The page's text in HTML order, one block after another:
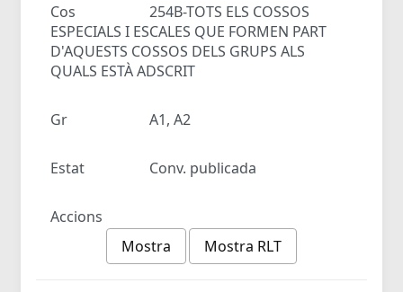
Cos
254B-TOTS ELS COSSOS
ESPECIALS I ESCALES QUE FORMEN PART
D'AQUESTS COSSOS DELS GRUPS ALS
QUALS ESTÀ ADSCRIT
Gr A1, A2
Estat Conv. publicada
Accions
Mostra
Mostra RLT